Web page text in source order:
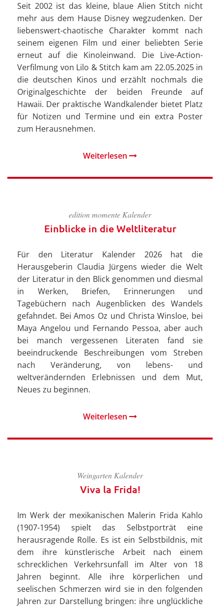
Seit 2002 ist das kleine, blaue Alien Stitch nicht
mehr aus dem Hause Disney wegzudenken. Der
liebenswert-chaotische Charakter kommt nach
seinem eigenen Film und einer beliebten Serie
erneut auf die Kinoleinwand. Die Live-Action-
Verfilmung von Lilo & Stitch kam am 22.05.2025 in
die deutschen Kinos und erzählt nochmals die
Originalgeschichte der beiden Freunde auf
Hawaii. Der praktische Wandkalender bietet Platz
für Notizen und Termine und ein extra Poster
zum Herausnehmen.
Weiterlesen
edition momente Kalender
Einblicke in die Weltliteratur
Für den Literatur Kalender 2026 hat die
Herausgeberin Claudia Jürgens wieder die Welt
der Literatur in den Blick genommen und diesmal
in Werken, Briefen, Erinnerungen und
Tagebüchern nach Augenblicken des Wandels
gefahndet. Bei Amos Oz und Christa Winsloe, bei
Maya Angelou und Fernando Pessoa, aber auch
bei manch vergessenen Literaten fand sie
beeindruckende Beschreibungen vom Streben
nach Veränderung, von lebens- und
weltverändernden Erlebnissen und dem Mut,
Neues zu beginnen.
Weiterlesen
Weingarten Kalender
Viva la Frida!
Im Werk der mexikanischen Malerin Frida Kahlo
(1907-1954) spielt das Selbstporträt eine
herausragende Rolle. Es ist ein Selbstbildnis, mit
dem ihre künstlerische Arbeit nach einem
schrecklichen Verkehrsunfall im Alter von 18
Jahren beginnt. Alle ihre körperlichen und
seelischen Schmerzen wird sie in den folgenden
Jahren zur Darstellung bringen: ihre unglückliche